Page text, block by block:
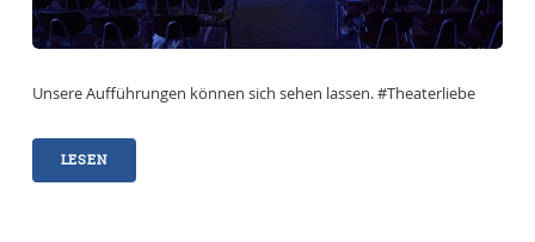
Unsere Aufführungen können sich sehen lassen. #Theaterliebe
LESEN